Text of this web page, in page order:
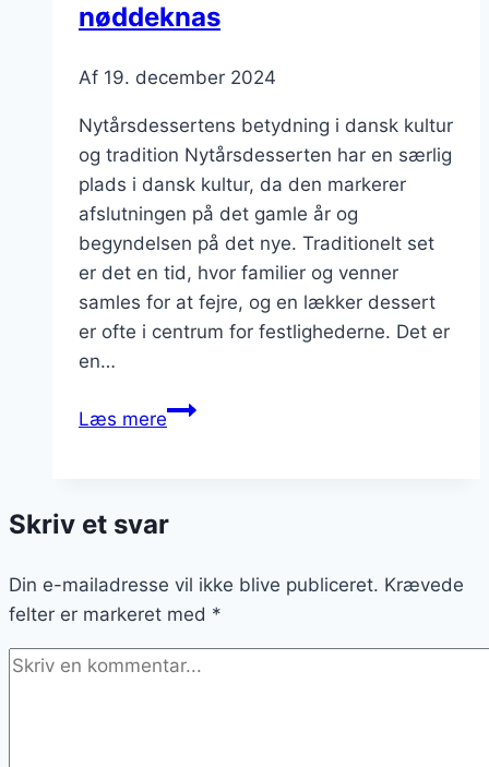
nøddeknas
Af 19. december 2024
Nytårsdessertens betydning i dansk kultur
og tradition Nytårsdesserten har en særlig
plads i dansk kultur, da den markerer
afslutningen på det gamle år og
begyndelsen på det nye. Traditionelt set
er det en tid, hvor familier og venner
samles for at fejre, og en lækker dessert
er ofte i centrum for festlighederne. Det er
en…
Læs mereNytårsdessert
Skriv et svar
Din e-mailadresse vil ikke blive publiceret. Krævede
felter er markeret med *